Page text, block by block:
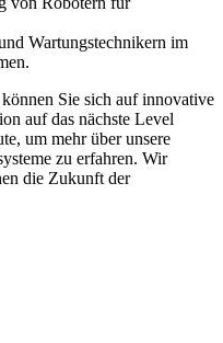
Wartungstechnikern im
Sie sich auf innovative
auf das nächste Level
um mehr über unsere
zu erfahren. Wir
die Zukunft der